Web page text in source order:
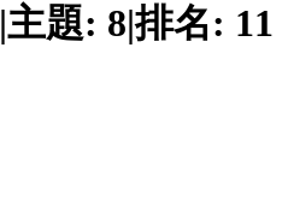
|主題: 8|排名: 11